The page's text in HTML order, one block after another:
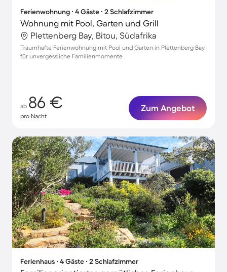
Ferienwohnung ∙ 4 Gäste ∙ 2 Schlafzimmer
Wohnung mit Pool, Garten und Grill
Plettenberg Bay, Bitou, Südafrika
Traumhafte Ferienwohnung mit Pool und Garten in Plettenberg Bay
für unvergessliche Familienmomente
ab 86 €
pro Nacht
Zum Angebot
Ferienhaus ∙ 4 Gäste ∙ 2 Schlafzimmer